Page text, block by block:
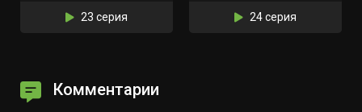
23 серия 24 серия
Комментарии